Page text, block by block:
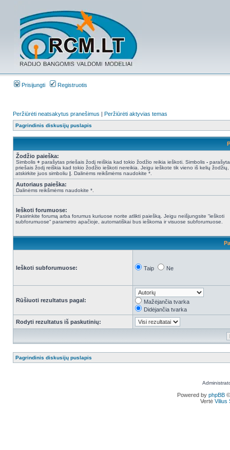
Prisijungti Registruotis
Peržiūrėti neatsakytus pranešimus | Peržiūrėti aktyvias temas
Pagrindinis diskusijų puslapis
Žodžio paieška:
Simbolis + parašytas priešais žodį reiškia kad tokio žodžio reikia ieškoti. Simbolis -
priešais žodį reiškia kad tokio žodžio ieškoti nereikia. Jeigu ieškote tik vieno iš kelių žodžių,
atskirkite juos simboliu | . Dalinėms reikšmėms naudokite *.
Autoriaus paieška:
Dalinėms reikšmėms naudokite *.
Ieškoti forumuose:
Pasirinkite forumą arba forumus kuriuose norite atlikti paiešką. Jeigu neišjungsite “ieškoti
subforumuose“ parametro apačioje, automatiškai bus ieškoma ir visuose subforumuose.
Ieškoti subforumuose: Taip Ne
Rūšiuoti rezultatus pagal:
Mažėjančia tvarka
Didėjančia tvarka
Rodyti rezultatus iš paskutinių:
Pagrindinis diskusijų puslapis
Powered by phpBB
Vertė Vilius